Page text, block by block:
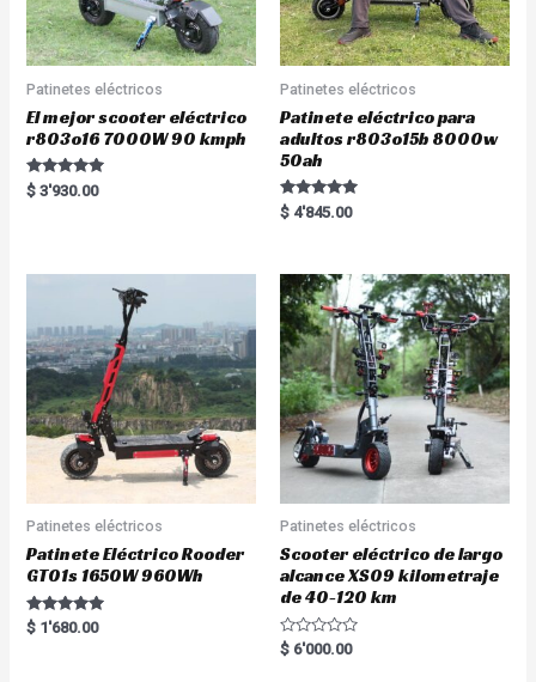
Patinetes eléctricos
El mejor scooter eléctrico
r803o16 7000W 90 kmph
Rated
5.00
$ 3'930.00
Patinetes eléctricos
Patinete eléctrico para
adultos r803o15b 8000w
50ah
Rated
5.00
$ 4'845.00
Patinetes eléctricos
Patinete Eléctrico Rooder
GT01s 1650W 960Wh
Rated
5.00
$ 1'680.00
Patinetes eléctricos
Scooter eléctrico de largo
alcance XS09 kilometraje
de 40-120 km
R
a
$ 6'000.00